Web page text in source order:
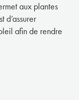
aux plantes
d’assurer
afin de rendre